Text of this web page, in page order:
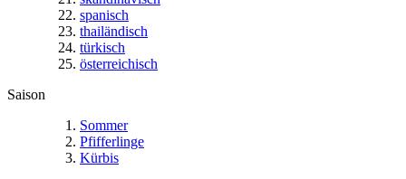
spanisch
thailändisch
türkisch
österreichisch
Saison
Sommer
Pfifferlinge
Kürbis